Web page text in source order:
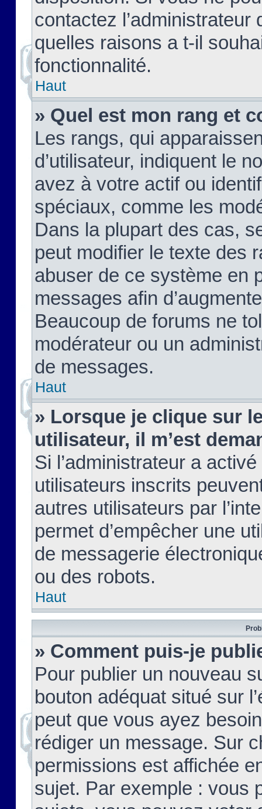
contactez
quelles raisons a t-il
fonctionnalité.
Haut
» Quel est mon rang et
Les rangs, qui
d’utilisateur, indiquent le
avez à votre actif ou
spéciaux, comme les
Dans la plupart des cas,
peut modifier le texte des
abuser de ce système en
messages afin
Beaucoup de forums ne
modérateur ou un
de messages.
Haut
» Lorsque je clique sur
utilisateur, il m’est
Si l’administrateur a
utilisateurs inscrits
autres utilisateurs par
permet d’empêcher une
de messagerie
ou des robots.
Haut
» Comment puis-je
Pour publier un nouveau
bouton adéquat situé sur
peut que vous ayez
rédiger un message. Sur
permissions est affichée
sujet. Par exemple : vous